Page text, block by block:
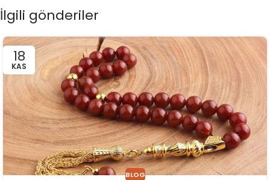
İlgili gönderiler
18
KAS
BLOG